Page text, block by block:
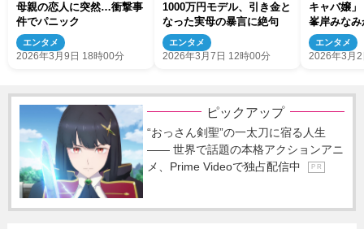
母親の恋人に突然…衝撃事
件でパニック
エンタメ
2026年3月9日 18時00分
1000万円モデル、引き金と
なった実母の暴言に絶句
エンタメ
2026年3月7日 12時00分
キャバ嬢
峯岸みな
ことがい
エンタメ
2026年3月
ピックアップ
“おっさん剣聖”の一太刀に宿る人生
―― 世界で話題の本格アクションアニ
メ、Prime Videoで独占配信中
P R